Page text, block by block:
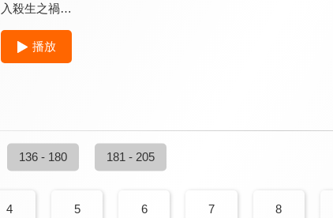
入殺生之禍…
播放
136 - 180 181 - 205
4 5 6 7 8